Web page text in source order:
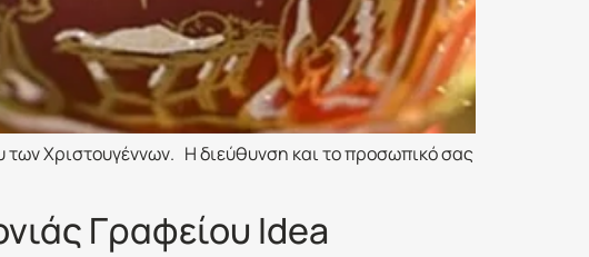
των Χριστουγέννων. Η διεύθυνση και το προσωπικό σας
Γραφείου Idea